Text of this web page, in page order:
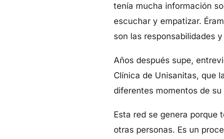
tenía mucha información
escuchar y empatizar.
son las responsabilidades
Años después supe,
Clínica de Unisanitas, que
diferentes momentos de
Esta red se genera porque
otras personas. Es un